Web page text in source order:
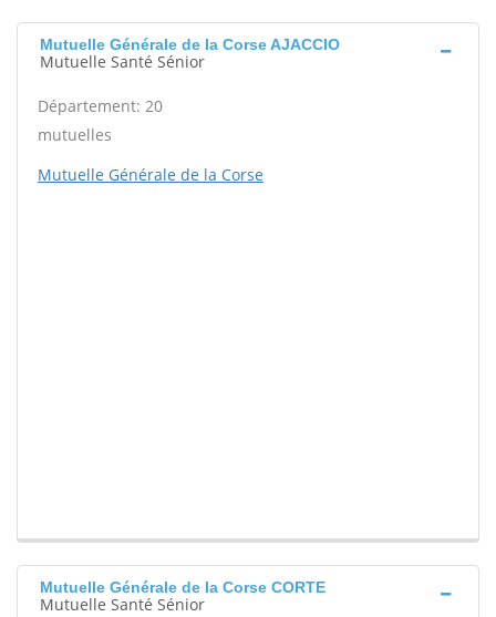
Mutuelle Générale de la Corse AJACCIO
Mutuelle Santé Sénior
Département: 20
mutuelles
Mutuelle Générale de la Corse
Mutuelle Générale de la Corse CORTE
Mutuelle Santé Sénior